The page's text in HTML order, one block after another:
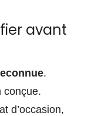
avant
.
conçue.
d’occasion,